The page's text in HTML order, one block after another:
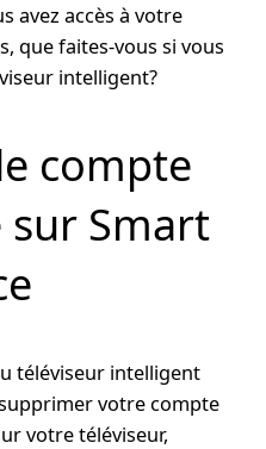
avez accès à votre
que faites-vous si vous
intelligent?
compte
sur Smart
téléviseur intelligent
votre compte
votre téléviseur,